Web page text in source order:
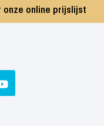
onze online prijslijst